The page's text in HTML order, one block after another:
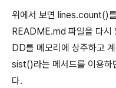
위에서 보면 lines.count()
README.md 파일을 다시
DD를 메모리에 상주하고
sist()라는 메서드를 이용하
다.